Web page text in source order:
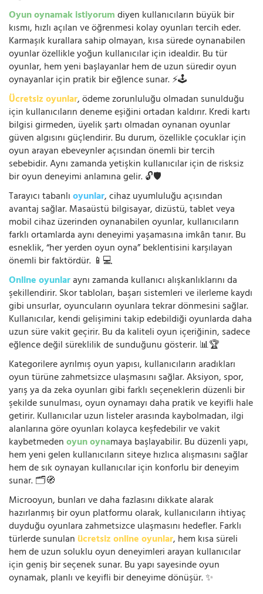
Oyun oynamak istiyorumdiyen kullanıcıların büyük bir
kısmı, hızlı açılan ve öğrenmesi kolay oyunları tercih eder.
Karmaşık kurallara sahip olmayan, kısa sürede oynanabilen
oyunlar özellikle yoğun kullanıcılar için idealdir. Bu tür
oyunlar, hem yeni başlayanlar hem de uzun süredir oyun
oynayanlar için pratik bir eğlence sunar. ⚡🕹️
Ücretsiz oyunlar, ödeme zorunluluğu olmadan sunulduğu
için kullanıcıların deneme eşiğini ortadan kaldırır. Kredi kartı
bilgisi girmeden, üyelik şartı olmadan oynanan oyunlar
güven algısını güçlendirir. Bu durum, özellikle çocuklar için
oyun arayan ebeveynler açısından önemli bir tercih
sebebidir. Aynı zamanda yetişkin kullanıcılar için de risksiz
bir oyun deneyimi anlamına gelir. 🔓🛡️
Tarayıcı tabanlıoyunlar, cihaz uyumluluğu açısından
avantaj sağlar. Masaüstü bilgisayar, dizüstü, tablet veya
mobil cihaz üzerinden oynanabilen oyunlar, kullanıcıların
farklı ortamlarda aynı deneyimi yaşamasına imkân tanır. Bu
esneklik, “her yerden oyun oyna” beklentisini karşılayan
önemli bir faktördür. 📱💻
Online oyunlaraynı zamanda kullanıcı alışkanlıklarını da
şekillendirir. Skor tabloları, başarı sistemleri ve ilerleme kaydı
gibi unsurlar, oyuncuların oyunlara tekrar dönmesini sağlar.
Kullanıcılar, kendi gelişimini takip edebildiği oyunlarda daha
uzun süre vakit geçirir. Bu da kaliteli oyun içeriğinin, sadece
eğlence değil süreklilik de sunduğunu gösterir. 📊🏆
Kategorilere ayrılmış oyun yapısı, kullanıcıların aradıkları
oyun türüne zahmetsizce ulaşmasını sağlar. Aksiyon, spor,
yarış ya da zeka oyunları gibi farklı seçeneklerin düzenli bir
şekilde sunulması, oyun oynamayı daha pratik ve keyifli hale
getirir. Kullanıcılar uzun listeler arasında kaybolmadan, ilgi
alanlarına göre oyunları kolayca keşfedebilir ve vakit
kaybetmedenoyun oynamaya başlayabilir. Bu düzenli yapı,
hem yeni gelen kullanıcıların siteye hızlıca alışmasını sağlar
hem de sık oynayan kullanıcılar için konforlu bir deneyim
sunar. 🗂️🧭
Microoyun, bunları ve daha fazlasını dikkate alarak
hazırlanmış bir oyun platformu olarak, kullanıcıların ihtiyaç
duyduğu oyunlara zahmetsizce ulaşmasını hedefler. Farklı
türlerde sunulan ücretsiz online oyunlar, hem kısa süreli
hem de uzun soluklu oyun deneyimleri arayan kullanıcılar
için geniş bir seçenek sunar. Bu yapı sayesinde oyun
oynamak, planlı ve keyifli bir deneyime dönüşür. ✨